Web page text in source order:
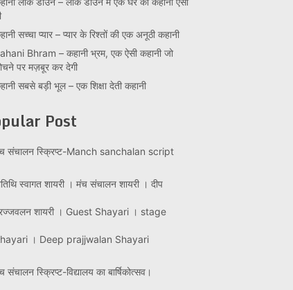
सच्चा प्यार – प्यार के रिश्तों की एक अनूठी कहानी
Bhram – कहानी भ्रम, एक ऐसी कहानी जो
पर मज़बूर कर देगी
सबसे बड़ी भूल – एक शिक्षा देती कहानी
Post
संचालन स्क्रिप्ट-Manch sanchalan script
स्वागत शायरी । मंच संचालन शायरी । दीप
शायरी । Guest Shayari । stage
। Deep prajjwalan Shayari
संचालन स्क्रिप्ट-विद्यालय का बार्षिकोत्सव।